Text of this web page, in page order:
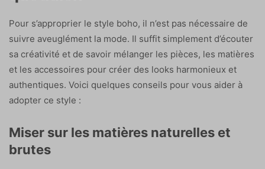
Pour s’approprier le style boho, il n’est pas nécessaire de
suivre aveuglément la mode. Il suffit simplement d’écouter
sa créativité et de savoir mélanger les pièces, les matières
et les accessoires pour créer des looks harmonieux et
authentiques. Voici quelques conseils pour vous aider à
adopter ce style :
Miser sur les matières naturelles et
brutes